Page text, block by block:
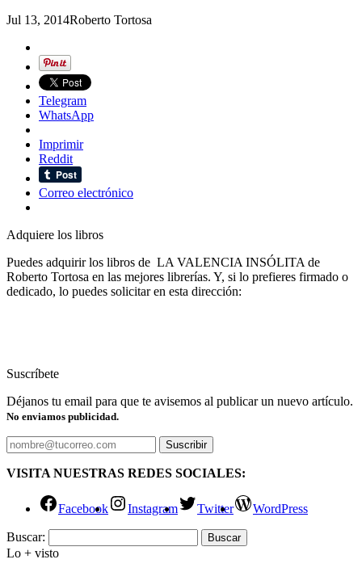
Jul 13, 2014Roberto Tortosa
Telegram
WhatsApp
Imprimir
Reddit
Correo electrónico
Adquiere los libros
Puedes adquirir los libros de LA VALENCIA INSÓLITA de
Roberto Tortosa en las mejores librerías. Y, si lo prefieres firmado o
dedicado, lo puedes solicitar en esta dirección:
Suscríbete
Déjanos tu email para que te avisemos al publicar un nuevo artículo.
No enviamos publicidad.
VISITA NUESTRAS REDES SOCIALES:
Facebook Instagram Twitter WordPress
Buscar:
Lo + visto